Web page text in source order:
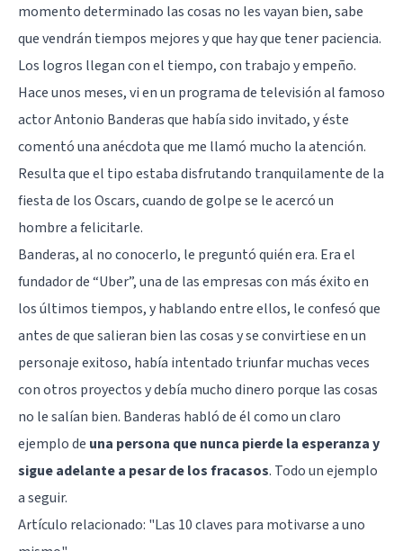
momento determinado las cosas no les vayan bien, sabe
que vendrán tiempos mejores y que hay que tener paciencia.
Los logros llegan con el tiempo, con trabajo y empeño.
Hace unos meses, vi en un programa de televisión al famoso
actor Antonio Banderas que había sido invitado, y éste
comentó una anécdota que me llamó mucho la atención.
Resulta que el tipo estaba disfrutando tranquilamente de la
fiesta de los Oscars, cuando de golpe se le acercó un
hombre a felicitarle.
Banderas, al no conocerlo, le preguntó quién era. Era el
fundador de “Uber”, una de las empresas con más éxito en
los últimos tiempos, y hablando entre ellos, le confesó que
antes de que salieran bien las cosas y se convirtiese en un
personaje exitoso, había intentado triunfar muchas veces
con otros proyectos y debía mucho dinero porque las cosas
no le salían bien. Banderas habló de él como un claro
ejemplo de una persona que nunca pierde la esperanza y
sigue adelante a pesar de los fracasos. Todo un ejemplo
a seguir.
Artículo relacionado: "Las 10 claves para motivarse a uno